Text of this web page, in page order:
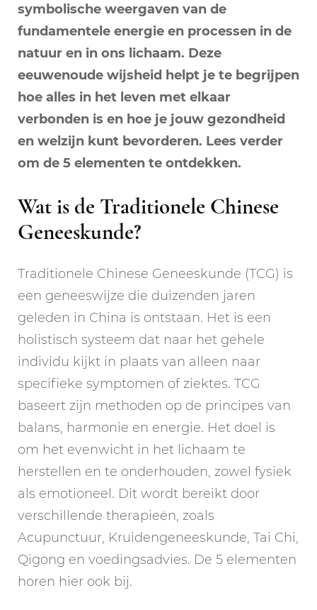
symbolische weergaven van de
fundamentele energie en processen in de
natuur en in ons lichaam. Deze
eeuwenoude wijsheid helpt je te begrijpen
hoe alles in het leven met elkaar
verbonden is en hoe je jouw gezondheid
en welzijn kunt bevorderen. Lees verder
om de 5 elementen te ontdekken.
Wat is de Traditionele Chinese
Geneeskunde?
Traditionele Chinese Geneeskunde (TCG) is
een geneeswijze die duizenden jaren
geleden in China is ontstaan. Het is een
holistisch systeem dat naar het gehele
individu kijkt in plaats van alleen naar
specifieke symptomen of ziektes. TCG
baseert zijn methoden op de principes van
balans, harmonie en energie. Het doel is
om het evenwicht in het lichaam te
herstellen en te onderhouden, zowel fysiek
als emotioneel. Dit wordt bereikt door
verschillende therapieën, zoals
Acupunctuur, Kruidengeneeskunde, Tai Chi,
Qigong en voedingsadvies. De 5 elementen
horen hier ook bij.